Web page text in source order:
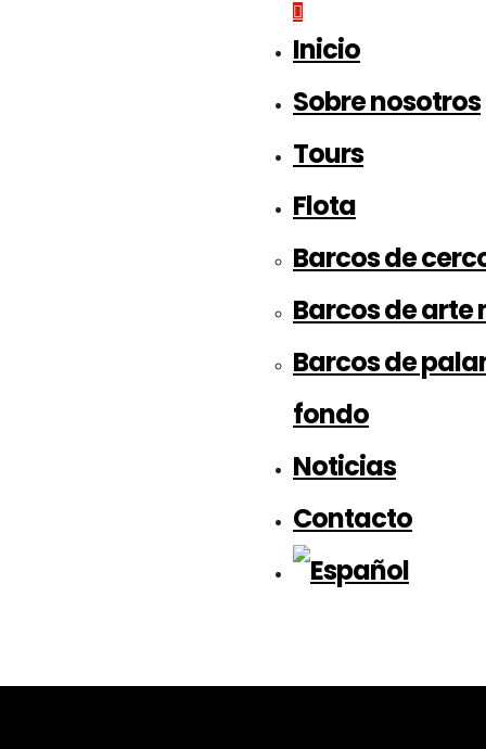
Inicio
Sobre nosotros
Tours
Flota
Barcos de
Barcos de arte
Barcos de
fondo
Noticias
Contacto